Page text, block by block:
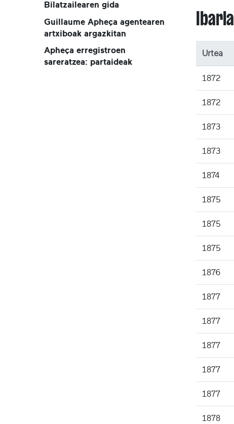
Ibarla
Urtea
1872
1872
1873
1873
1874
1875
1875
1875
1876
1877
1877
1877
1877
1877
1878
Bilatzailearen gida
Guillaume Apheça agentearen
artxiboak argazkitan
Apheça erregistroen
sareratzea: partaideak